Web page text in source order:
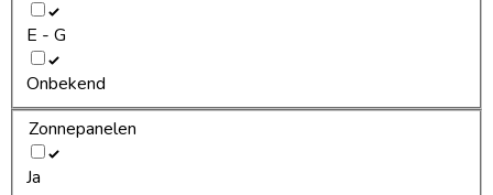
E - G
Onbekend
Zonnepanelen
Ja